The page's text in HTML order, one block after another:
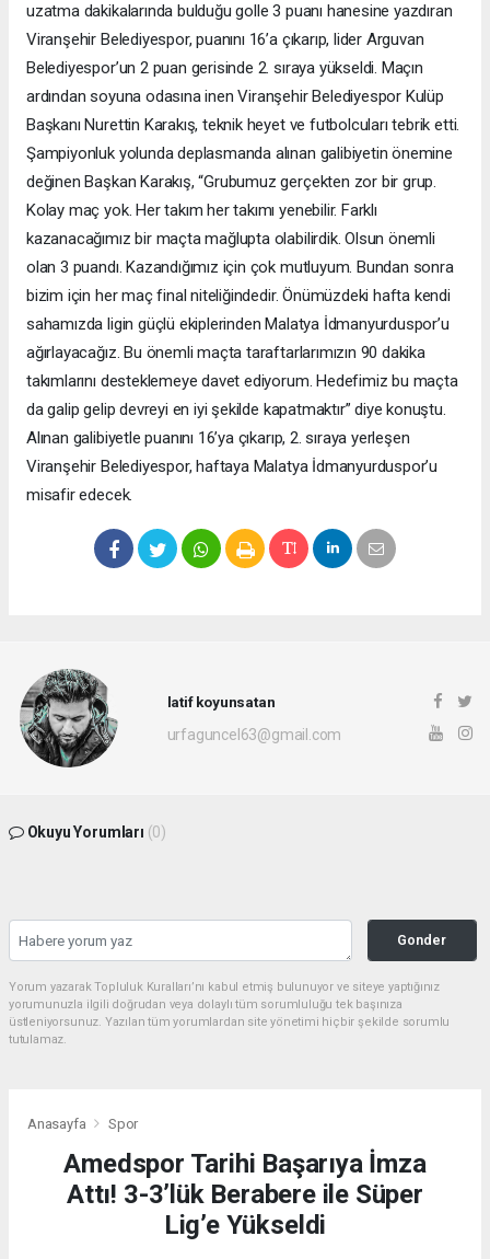
uzatma dakikalarında bulduğu golle 3 puanı hanesine yazdıran
Viranşehir Belediyespor, puanını 16’a çıkarıp, lider Arguvan
Belediyespor’un 2 puan gerisinde 2. sıraya yükseldi. Maçın
ardından soyuna odasına inen Viranşehir Belediyespor Kulüp
Başkanı Nurettin Karakış, teknik heyet ve futbolcuları tebrik etti.
Şampiyonluk yolunda deplasmanda alınan galibiyetin önemine
değinen Başkan Karakış, “Grubumuz gerçekten zor bir grup.
Kolay maç yok. Her takım her takımı yenebilir. Farklı
kazanacağımız bir maçta mağlupta olabilirdik. Olsun önemli
olan 3 puandı. Kazandığımız için çok mutluyum. Bundan sonra
bizim için her maç final niteliğindedir. Önümüzdeki hafta kendi
sahamızda ligin güçlü ekiplerinden Malatya İdmanyurduspor’u
ağırlayacağız. Bu önemli maçta taraftarlarımızın 90 dakika
takımlarını desteklemeye davet ediyorum. Hedefimiz bu maçta
da galip gelip devreyi en iyi şekilde kapatmaktır” diye konuştu.
Alınan galibiyetle puanını 16’ya çıkarıp, 2. sıraya yerleşen
Viranşehir Belediyespor, haftaya Malatya İdmanyurduspor’u
misafir edecek.
latif koyunsatan
urfaguncel63@gmail.com
Okuyu Yorumları (0)
Gonder
Yorum yazarak Topluluk Kuralları’nı kabul etmiş bulunuyor ve siteye yaptığınız
yorumunuzla ilgili doğrudan veya dolaylı tüm sorumluluğu tek başınıza
üstleniyorsunuz. Yazılan tüm yorumlardan site yönetimi hiçbir şekilde sorumlu
tutulamaz.
Anasayfa Spor
Amedspor Tarihi Başarıya İmza
Attı! 3-3’lük Berabere ile Süper
Lig’e Yükseldi